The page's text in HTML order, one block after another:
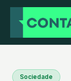
Sociedade